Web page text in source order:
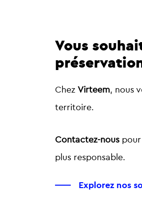
Vous
Chez Virteem, nous
territoire.
Contactez-nous
plus responsable.
Explorez nos